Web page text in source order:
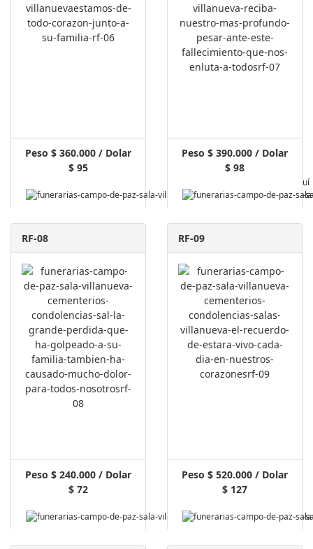
Peso $ 360.000 / Dolar
$ 95
Pagar Aquí
Peso $ 390.000 / Dolar
$ 98
RF-08
Peso $ 240.000 / Dolar
$ 72
RF-09
Peso $ 520.000 / Dolar
$ 127